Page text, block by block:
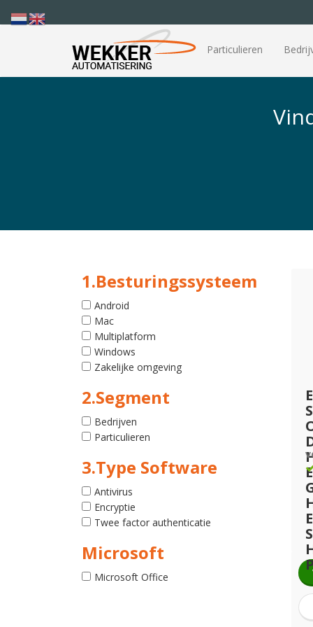
Particulieren
1.Besturingssysteem
Android
Mac
Multiplatform
Windows
Zakelijke omgeving
2.Segment
Bedrijven
Particulieren
3.Type Software
Antivirus
Encryptie
Twee factor authenticatie
Microsoft
Microsoft Office